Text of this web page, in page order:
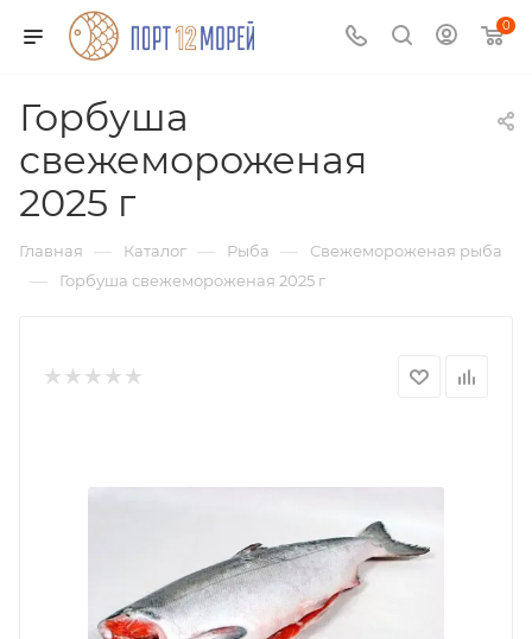
0
Горбуша
свежемороженая
2025 г
Главная — Каталог — Рыба — Свежемороженая рыба
— Горбуша свежемороженая 2025 г